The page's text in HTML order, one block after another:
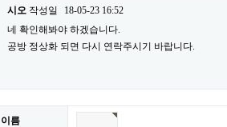
시오 작성일
18-05-23 16:52
네 확인해봐야 하겠습니다.
공방 정상화 되면 다시 연락주시기 바랍니다.
이름